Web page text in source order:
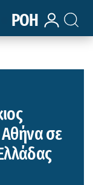
ΡΟΗ
σε